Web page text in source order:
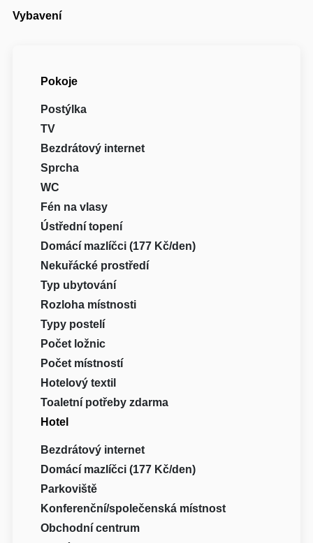
Vybavení
Pokoje
Postýlka
TV
Bezdrátový internet
Sprcha
WC
Fén na vlasy
Ústřední topení
Domácí mazlíčci (177 Kč/den)
Nekuřácké prostředí
Typ ubytování
Rozloha místnosti
Typy postelí
Počet ložnic
Počet místností
Hotelový textil
Toaletní potřeby zdarma
Hotel
Bezdrátový internet
Domácí mazlíčci (177 Kč/den)
Parkoviště
Konferenční/společenská místnost
Obchodní centrum